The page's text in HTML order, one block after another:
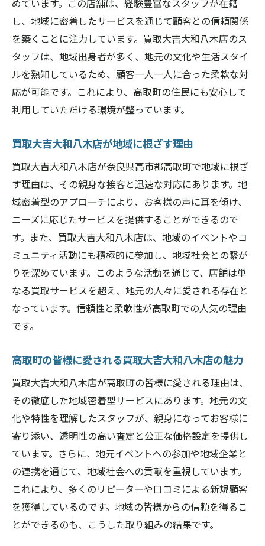
めています。この店舗は、経験豊富なスタッフが在籍
し、地域に密着したサービスを通じて顧客との信頼関係
を築くことに注力しています。買取大吉大和八木店のス
タッフは、地域出身者が多く、地元の文化や生活スタイ
ルを熟知しているため、顧客一人一人に合った柔軟な対
応が可能です。これにより、高取町の住民にも安心して
利用していただける環境が整っています。
買取大吉大和八木店が地域に根ざす理由
買取大吉大和八木店が奈良県高市郡高取町で地域に根ざ
す理由は、その親身な接客と迅速な対応にあります。地
域密着型のアプローチにより、お客様の声に耳を傾け、
ニーズに応じたサービスを提供することができるので
す。また、買取大吉大和八木店は、地域のイベントやコ
ミュニティ活動にも積極的に参加し、地域社会との繋が
りを深めています。このような活動を通じて、店舗は単
なる買取サービスを超え、地元の人々に愛される存在と
なっています。信頼性と柔軟性が高取町での人気の理由
です。
高取町の皆様に愛される買取大吉大和八木店の魅力
買取大吉大和八木店が高取町の皆様に愛される理由は、
その徹底した地域密着型サービスにあります。地元の文
化や特性を理解したスタッフが、親身になってお客様に
寄り添い、透明性の高い査定と公正な価格設定を提供し
ています。さらに、地元イベントへの参加や地域企業と
の連携を通じて、地域社会への貢献を重視しています。
これにより、多くのリピーターや口コミによる新規顧客
を獲得しているのです。地域の皆様からの信頼を得るこ
とができるのも、こうした取り組みの結果です。